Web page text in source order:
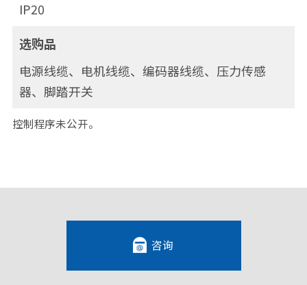
IP20
选购品
电源线缆、电机线缆、编码器线缆、压力传感
器、脚踏开关
控制程序未公开。
咨询